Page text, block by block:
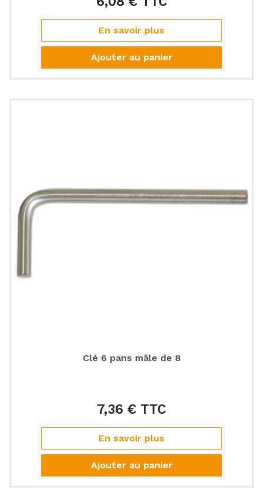
En savoir plus
Ajouter au panier
Clé 6 pans mâle de 8
7,36 € TTC
En savoir plus
Ajouter au panier